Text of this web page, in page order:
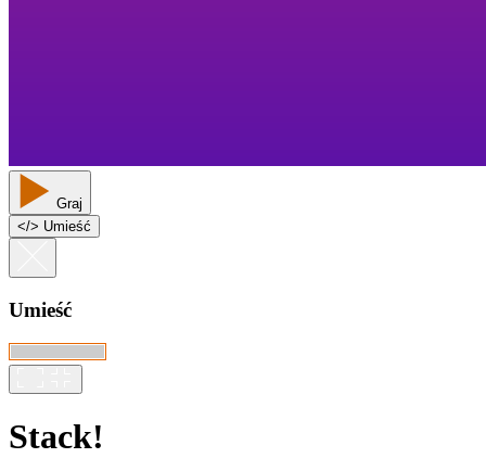
Graj
</> Umieść
Umieść
Stack!